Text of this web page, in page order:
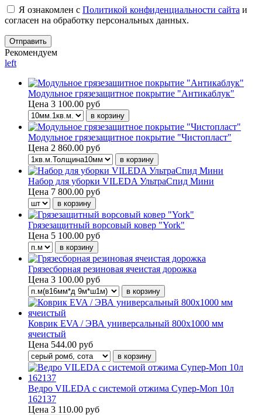
Я ознакомлен с Политикой конфиденциальности сайта и
согласен на обработку персональных данных.
Рекомендуем
left
Модульное грязезащитное покрытие "Антикаблук"
Цена 3 100.00 руб
Модульное грязезащитное покрытие "Чистопласт"
Цена 2 860.00 руб
Набор для уборки VILEDA УльтраСпид Мини
Цена 7 800.00 руб
Грязезащитный ворсовый ковер "York"
Цена 5 100.00 руб
Грязесборная резиновая ячеистая дорожка
Цена 3 100.00 руб
Коврик EVA / ЭВА универсальный 800х1000 мм
ячеистый
Цена 544.00 руб
Ведро VILEDA с системой отжима Супер-Моп 10л
162137
Цена 3 110.00 руб